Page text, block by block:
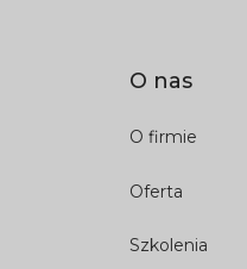
O nas
O firmie
Oferta
Szkolenia